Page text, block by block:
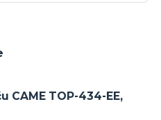
CAME TOP-434-EE,